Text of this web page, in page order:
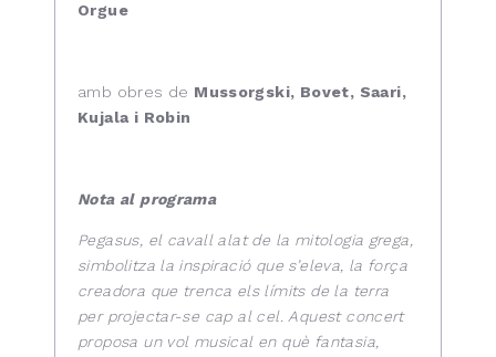
Orgue
amb obres de Mussorgski, Bovet, Saari,
Kujala i Robin
Nota al programa
Pegasus, el cavall alat de la mitologia grega,
simbolitza la inspiració que s’eleva, la força
creadora que trenca els límits de la terra
per projectar-se cap al cel. Aquest concert
proposa un vol musical en què fantasia,